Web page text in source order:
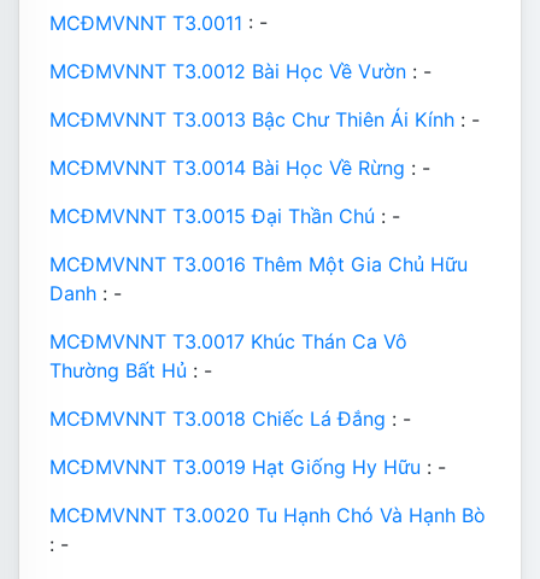
MCĐMVNNT T3.0011 : -
MCĐMVNNT T3.0012 Bài Học Về Vườn : -
MCĐMVNNT T3.0013 Bậc Chư Thiên Ái Kính : -
MCĐMVNNT T3.0014 Bài Học Về Rừng : -
MCĐMVNNT T3.0015 Đại Thần Chú : -
MCĐMVNNT T3.0016 Thêm Một Gia Chủ Hữu
Danh : -
MCĐMVNNT T3.0017 Khúc Thán Ca Vô
Thường Bất Hủ : -
MCĐMVNNT T3.0018 Chiếc Lá Đắng : -
MCĐMVNNT T3.0019 Hạt Giống Hy Hữu : -
MCĐMVNNT T3.0020 Tu Hạnh Chó Và Hạnh Bò
: -